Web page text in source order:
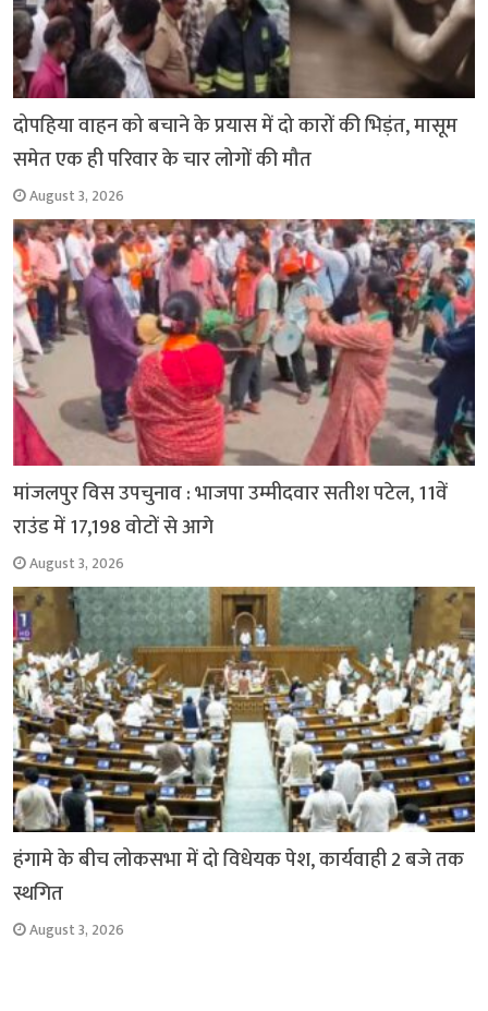
दोपहिया वाहन को बचाने के प्रयास में दो कारों की भिड़ंत, मासूम
समेत एक ही परिवार के चार लोगों की मौत
August 3, 2026
मांजलपुर विस उपचुनाव : भाजपा उम्मीदवार सतीश पटेल, 11वें
राउंड में 17,198 वोटों से आगे
August 3, 2026
हंगामे के बीच लोकसभा में दो विधेयक पेश, कार्यवाही 2 बजे तक
स्थगित
August 3, 2026